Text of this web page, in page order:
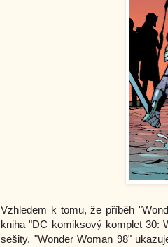
Vzhledem k tomu, že příběh
kniha "DC komiksový komplet 30:
sešity. "Wonder Woman 98"